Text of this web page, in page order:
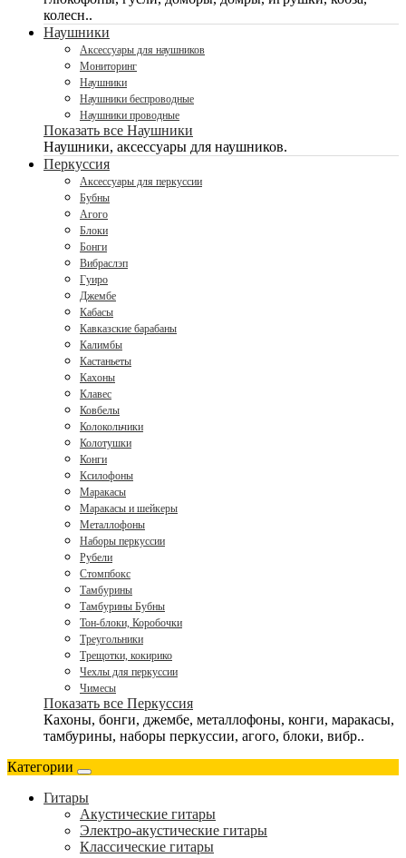
колесн..
Наушники
Аксессуары для наушников
Мониторинг
Наушники
Наушники беспроводные
Наушники проводные
Показать все Наушники
Наушники, аксессуары для наушников.
Перкуссия
Аксессуары для перкуссии
Бубны
Агого
Блоки
Бонги
Вибраслэп
Гуиро
Джембе
Кабасы
Кавказские барабаны
Калимбы
Кастаньеты
Кахоны
Клавес
Ковбелы
Колокольчики
Колотушки
Конги
Ксилофоны
Маракасы
Маракасы и шейкеры
Металлофоны
Наборы перкуссии
Рубели
Стомпбокс
Тамбурины
Тамбурины Бубны
Тон-блоки, Коробочки
Треугольники
Трещотки, кокирико
Чехлы для перкуссии
Чимесы
Показать все Перкуссия
Кахоны, бонги, джембе, металлофоны, конги, маракасы,
тамбурины, наборы перкуссии, агого, блоки, вибр..
Категории
Гитары
Акустические гитары
Электро-акустические гитары
Классические гитары